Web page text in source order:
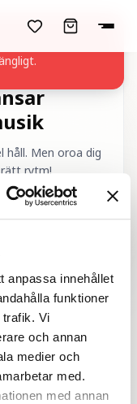
anpassa innehållet
funktioner
Vi
och annan
medier och
med.
med annan
håll. Men oroa dig
rytm!